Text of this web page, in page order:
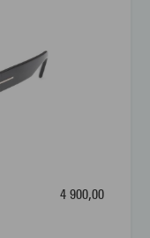
4 900,00